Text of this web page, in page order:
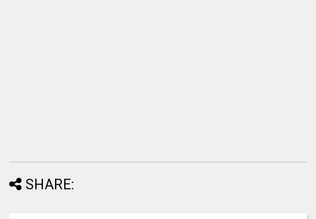
SHARE: